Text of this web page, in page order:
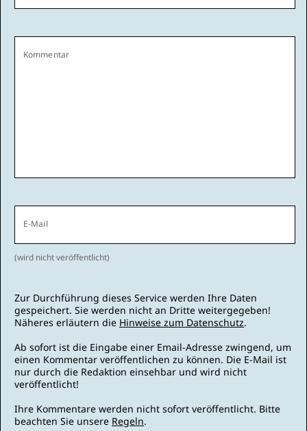
Kommentar
E-Mail
(wird nicht veröffentlicht)
Zur Durchführung dieses Service werden Ihre Daten
gespeichert. Sie werden nicht an Dritte weitergegeben!
Näheres erläutern die Hinweise zum Datenschutz.
Ab sofort ist die Eingabe einer Email-Adresse zwingend, um
einen Kommentar veröffentlichen zu können. Die E-Mail ist
nur durch die Redaktion einsehbar und wird nicht
veröffentlicht!
Ihre Kommentare werden nicht sofort veröffentlicht. Bitte
beachten Sie unsere Regeln.